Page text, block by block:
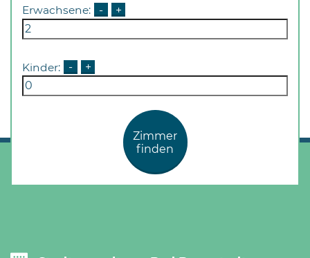
Erwachsene: - +
Kinder: - +
Zimmer
finden